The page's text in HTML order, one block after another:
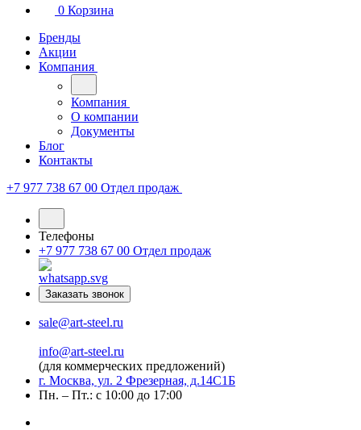
0 Корзина
Бренды
Акции
Компания
Компания
О компании
Документы
Блог
Контакты
+7 977 738 67 00 Отдел продаж
Телефоны
+7 977 738 67 00 Отдел продаж
Заказать звонок
sale@art-steel.ru
info@art-steel.ru
(для коммерческих предложений)
г. Москва, ул. 2 Фрезерная, д.14С1Б
Пн. – Пт.: с 10:00 до 17:00